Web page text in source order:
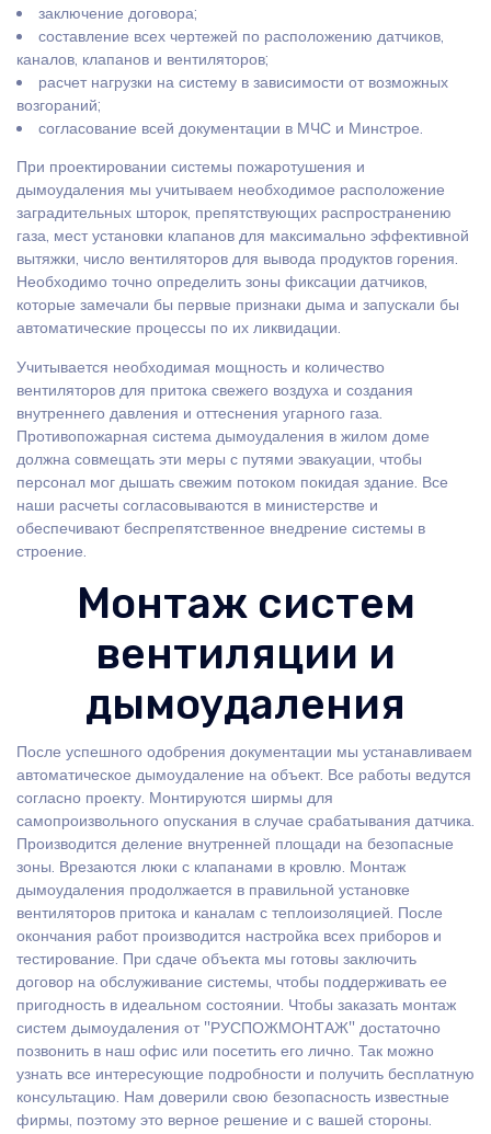
заключение договора;
составление всех чертежей по расположению датчиков,
каналов, клапанов и вентиляторов;
расчет нагрузки на систему в зависимости от возможных
возгораний;
согласование всей документации в МЧС и Минстрое.
При проектировании системы пожаротушения и
дымоудаления мы учитываем необходимое расположение
заградительных шторок, препятствующих распространению
газа, мест установки клапанов для максимально эффективной
вытяжки, число вентиляторов для вывода продуктов горения.
Необходимо точно определить зоны фиксации датчиков,
которые замечали бы первые признаки дыма и запускали бы
автоматические процессы по их ликвидации.
Учитывается необходимая мощность и количество
вентиляторов для притока свежего воздуха и создания
внутреннего давления и оттеснения угарного газа.
Противопожарная система дымоудаления в жилом доме
должна совмещать эти меры с путями эвакуации, чтобы
персонал мог дышать свежим потоком покидая здание. Все
наши расчеты согласовываются в министерстве и
обеспечивают беспрепятственное внедрение системы в
строение.
Монтаж систем
вентиляции и
дымоудаления
После успешного одобрения документации мы устанавливаем
автоматическое дымоудаление на объект. Все работы ведутся
согласно проекту. Монтируются ширмы для
самопроизвольного опускания в случае срабатывания датчика.
Производится деление внутренней площади на безопасные
зоны. Врезаются люки с клапанами в кровлю. Монтаж
дымоудаления продолжается в правильной установке
вентиляторов притока и каналам с теплоизоляцией. После
окончания работ производится настройка всех приборов и
тестирование. При сдаче объекта мы готовы заключить
договор на обслуживание системы, чтобы поддерживать ее
пригодность в идеальном состоянии. Чтобы заказать монтаж
систем дымоудаления от "РУСПОЖМОНТАЖ" достаточно
позвонить в наш офис или посетить его лично. Так можно
узнать все интересующие подробности и получить бесплатную
консультацию. Нам доверили свою безопасность известные
фирмы, поэтому это верное решение и с вашей стороны.